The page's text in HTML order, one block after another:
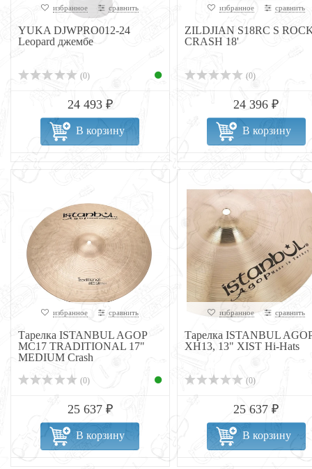
избранное сравнить
YUKA DJWPRO012-24
Leopard джембе
(0)
24 493 ₽
В корзину
избранное сравнить
ZILDJIAN S18RC S
CRASH 18'
(0)
24 396 ₽
В корзину
избранное сравнить
Тарелка ISTANBUL AGOP
MC17 TRADITIONAL 17"
MEDIUM Crash
(0)
25 637 ₽
В корзину
избранное сравнить
Тарелка ISTANBUL
XH13, 13" XIST Hi-Hats
(0)
25 637 ₽
В корзину